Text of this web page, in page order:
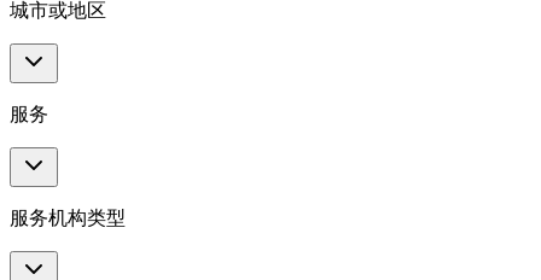
城市或地区
服务
服务机构类型